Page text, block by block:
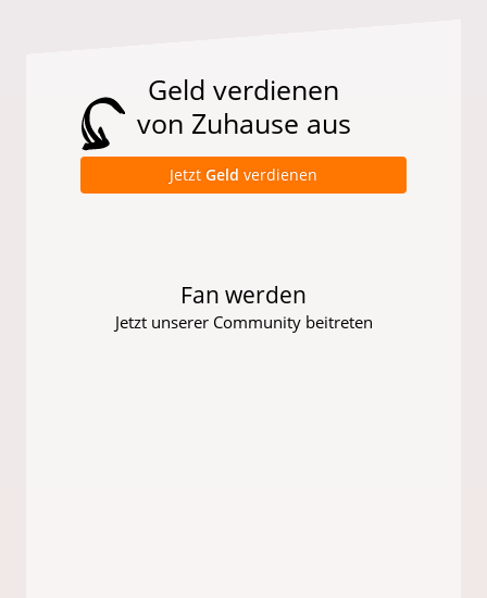
Geld verdienen
von Zuhause aus
Jetzt Geld verdienen
Fan werden
Jetzt unserer Community beitreten